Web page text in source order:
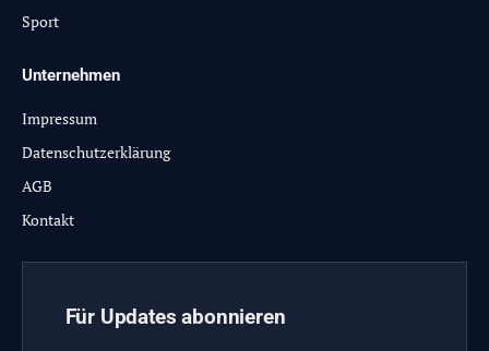
Sport
Unternehmen
Impressum
Datenschutzerklärung
AGB
Kontakt
Für Updates abonnieren